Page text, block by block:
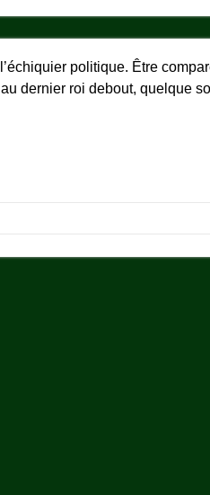
politique. Être
dernier roi debout, quelque